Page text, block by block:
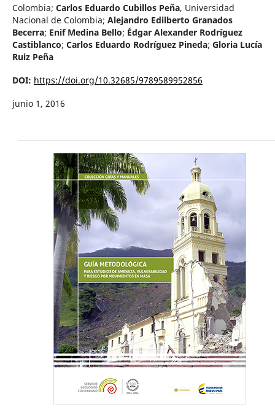
Colombia; Carlos Eduardo Cubillos Peña, Universidad
Nacional de Colombia; Alejandro Edilberto Granados
Becerra; Enif Medina Bello; Édgar Alexander Rodríguez
Castiblanco; Carlos Eduardo Rodríguez Pineda; Gloria Lucía
Ruiz Peña
DOI: https://doi.org/10.32685/9789589952856
junio 1, 2016